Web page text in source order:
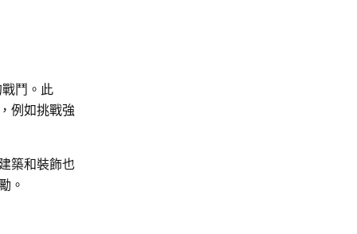
鬥。此
例如挑戰強
築和裝飾也
。